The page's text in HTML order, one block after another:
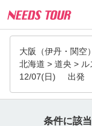
大阪（伊丹・関空）
北海道 > 道央 > ル
12/07(日)
出発
条件に該